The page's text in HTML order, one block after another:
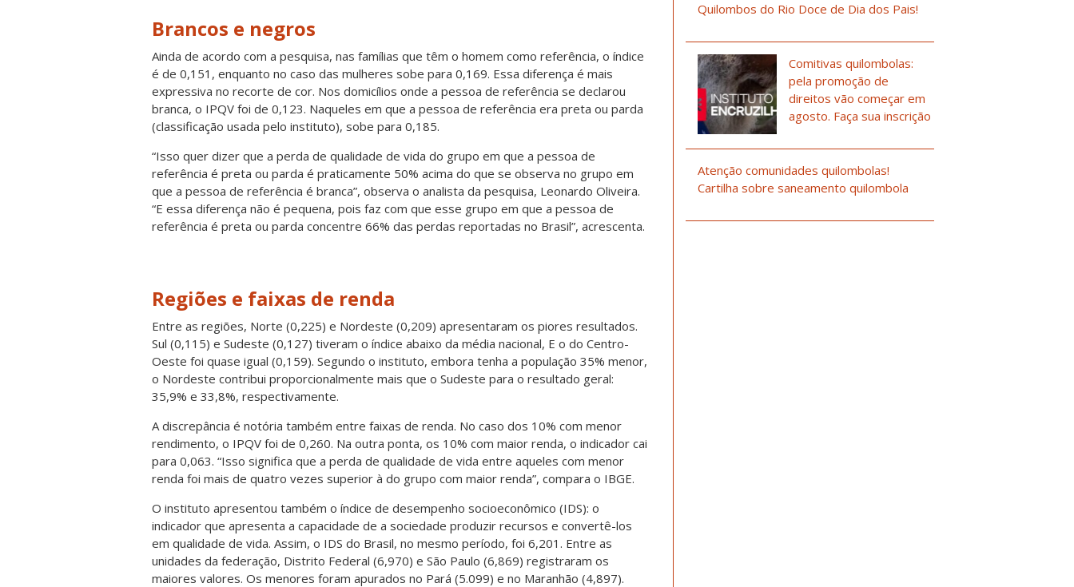
Brancos e negros
Ainda de acordo com a pesquisa, nas famílias que têm o homem como referência, o índice
é de 0,151, enquanto no caso das mulheres sobe para 0,169. Essa diferença é mais
expressiva no recorte de cor. Nos domicílios onde a pessoa de referência se declarou
branca, o IPQV foi de 0,123. Naqueles em que a pessoa de referência era preta ou parda
(classificação usada pelo instituto), sobe para 0,185.
“Isso quer dizer que a perda de qualidade de vida do grupo em que a pessoa de
referência é preta ou parda é praticamente 50% acima do que se observa no grupo em
que a pessoa de referência é branca”, observa o analista da pesquisa, Leonardo Oliveira.
“E essa diferença não é pequena, pois faz com que esse grupo em que a pessoa de
referência é preta ou parda concentre 66% das perdas reportadas no Brasil”, acrescenta.
Regiões e faixas de renda
Entre as regiões, Norte (0,225) e Nordeste (0,209) apresentaram os piores resultados.
Sul (0,115) e Sudeste (0,127) tiveram o índice abaixo da média nacional, E o do Centro-
Oeste foi quase igual (0,159). Segundo o instituto, embora tenha a população 35% menor,
o Nordeste contribui proporcionalmente mais que o Sudeste para o resultado geral:
35,9% e 33,8%, respectivamente.
A discrepância é notória também entre faixas de renda. No caso dos 10% com menor
rendimento, o IPQV foi de 0,260. Na outra ponta, os 10% com maior renda, o indicador cai
para 0,063. “Isso significa que a perda de qualidade de vida entre aqueles com menor
renda foi mais de quatro vezes superior à do grupo com maior renda”, compara o IBGE.
O instituto apresentou também o índice de desempenho socioeconômico (IDS): o
indicador que apresenta a capacidade de a sociedade produzir recursos e convertê-los
em qualidade de vida. Assim, o IDS do Brasil, no mesmo período, foi 6,201. Entre as
unidades da federação, Distrito Federal (6,970) e São Paulo (6,869) registraram os
maiores valores. Os menores foram apurados no Pará (5.099) e no Maranhão (4,897).
Quilombos do Rio Doce de Dia dos Pais!
Comitivas quilombolas:
pela promoção de
direitos vão começar em
agosto. Faça sua inscrição
Atenção comunidades quilombolas!
Cartilha sobre saneamento quilombola